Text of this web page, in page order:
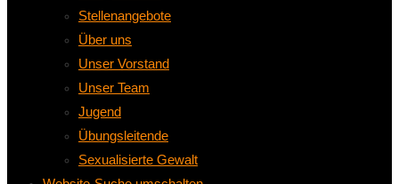
Stellenangebote
Über uns
Unser Vorstand
Unser Team
Jugend
Übungsleitende
Sexualisierte Gewalt